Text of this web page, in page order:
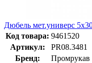
Дюбель мет.универс
Код товара: 9461520
Артикул:
PR08.3481
Бренд:
Промрукав